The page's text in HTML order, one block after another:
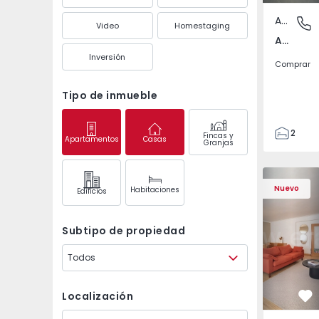
Video Homestaging
Inversión
Tipo de inmueble
Apartamentos Casas Fincas y
Granjas
Edifícios Habitaciones
Subtipo de propiedad
Todos
Localización
Amora,
Apartamento
Amora, Setúbal
Comprar
2
64
72
2
Nuevo
Apartamento T4